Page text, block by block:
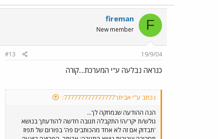
F
fireman
New member
19/9/04
#13
כנראה נבלעה ע"י המערכת....קורה
נכתב ע"י אביתר777777777777777:
הנה ההודעה שנמחקה לך...
גולש/ת יקר/ה! התקבלה תגובה חדשה להודעתך בנושא
'תבדוק אם זה לא אחד מהכותבים פה' בפורום של תפוז